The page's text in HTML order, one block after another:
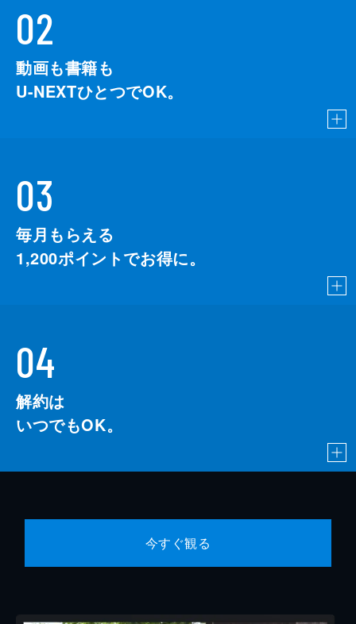
02
動画も書籍も
U-NEXTひとつでOK。
03
毎月もらえる
1,200ポイントでお得に。
04
解約は
いつでもOK。
今すぐ観る